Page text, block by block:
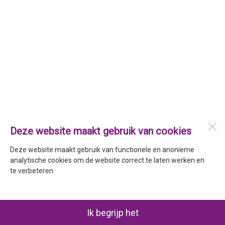
Deze website maakt gebruik van cookies
Deze website maakt gebruik van functionele en anonieme
analytische cookies om de website correct te laten werken en
te verbeteren.
Ik begrijp het